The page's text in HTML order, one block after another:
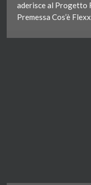
aderisce al Progetto
Premessa Cos’è